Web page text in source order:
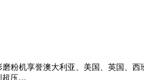
粉机享誉澳大利亚、美国、英国、
超压…